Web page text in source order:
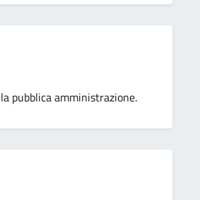
pubblica amministrazione.